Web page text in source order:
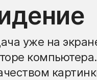
уже на